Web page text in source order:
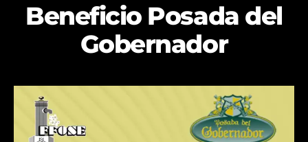
Funcionarios
de
O.S.E.
Beneficio Posada del
Gobernador